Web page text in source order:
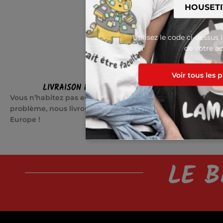
LIVRAISON EN EUROPE
Vous n’habitez pas en France ? Pas de
problème, nous livrons partout en
Europe !
Quelque
jours pour
LE
Utilisez le code ci-dessus
de votre
Voir tous les